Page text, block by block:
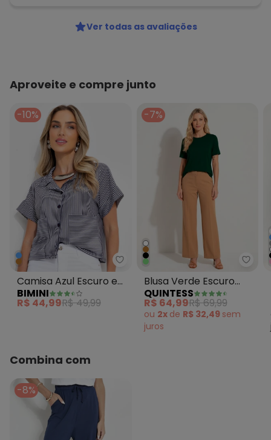
Ver todas as avaliações
Aproveite e compre junto
-10%
Bimini - Camisa Azul Escuro em
Camisa Azul Escuro em
Meia Malha Listrada
BIMINI
R$ 44,99R$ 49,99
-7%
Blusa Verde Escuro
com Mangas Curtas
QUINTESS
R$ 64,99R$ 69,99
ou 2x de R$ 32,49 sem
juros
Combina com
-8%